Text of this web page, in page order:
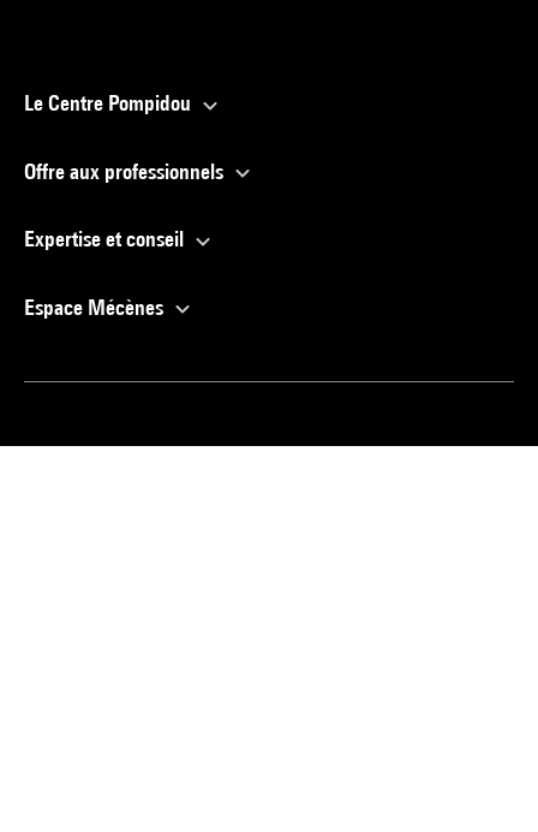
Le Centre Pompidou
Offre aux professionnels
Expertise et conseil
Espace Mécènes